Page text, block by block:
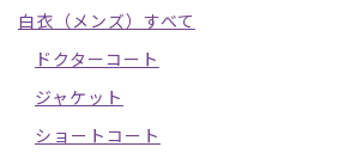
白衣（メンズ）すべて
ドクターコート
ジャケット
ショートコート